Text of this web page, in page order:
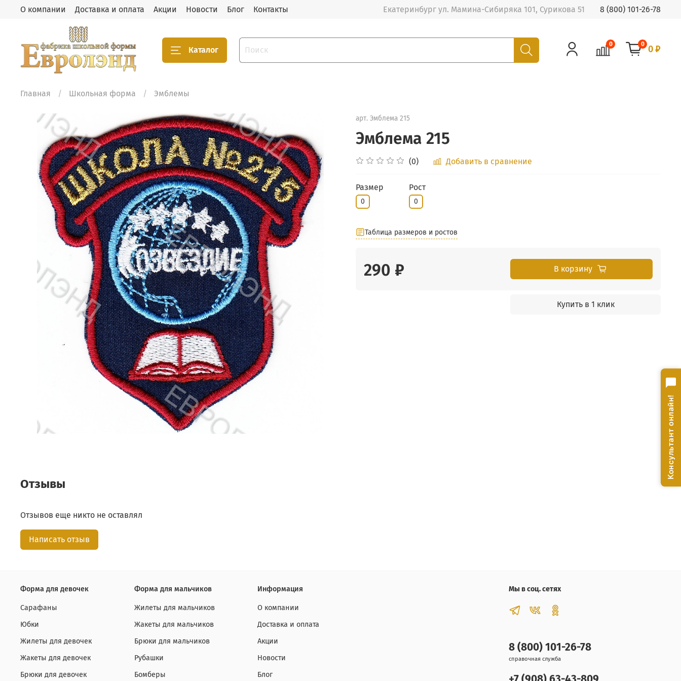
О компании Доставка и оплата Акции Новости Блог Контакты Екатеринбург ул. Мамина-Сибиряка 101, Сурикова 51 8 (800) 101-26-78
Каталог
0 0 0 ₽
Главная Школьная форма Эмблемы
арт. Эмблема 215
Эмблема 215
(0) Добавить в сравнение
Размер
0
Рост
0
Таблица размеров и ростов
290 ₽ В корзину
Купить в 1 клик
Отзывы
Отзывов еще никто не оставлял
Написать отзыв
Форма для девочек
Сарафаны
Юбки
Жилеты для девочек
Жакеты для девочек
Брюки для девочек
Форма для мальчиков
Жилеты для мальчиков
Жакеты для мальчиков
Брюки для мальчиков
Рубашки
Бомберы
Информация
О компании
Доставка и оплата
Акции
Новости
Блог
Мы в соц. сетях
8 (800) 101-26-78
справочная служба
Консультант онлайн!